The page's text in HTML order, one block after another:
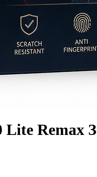
Remax